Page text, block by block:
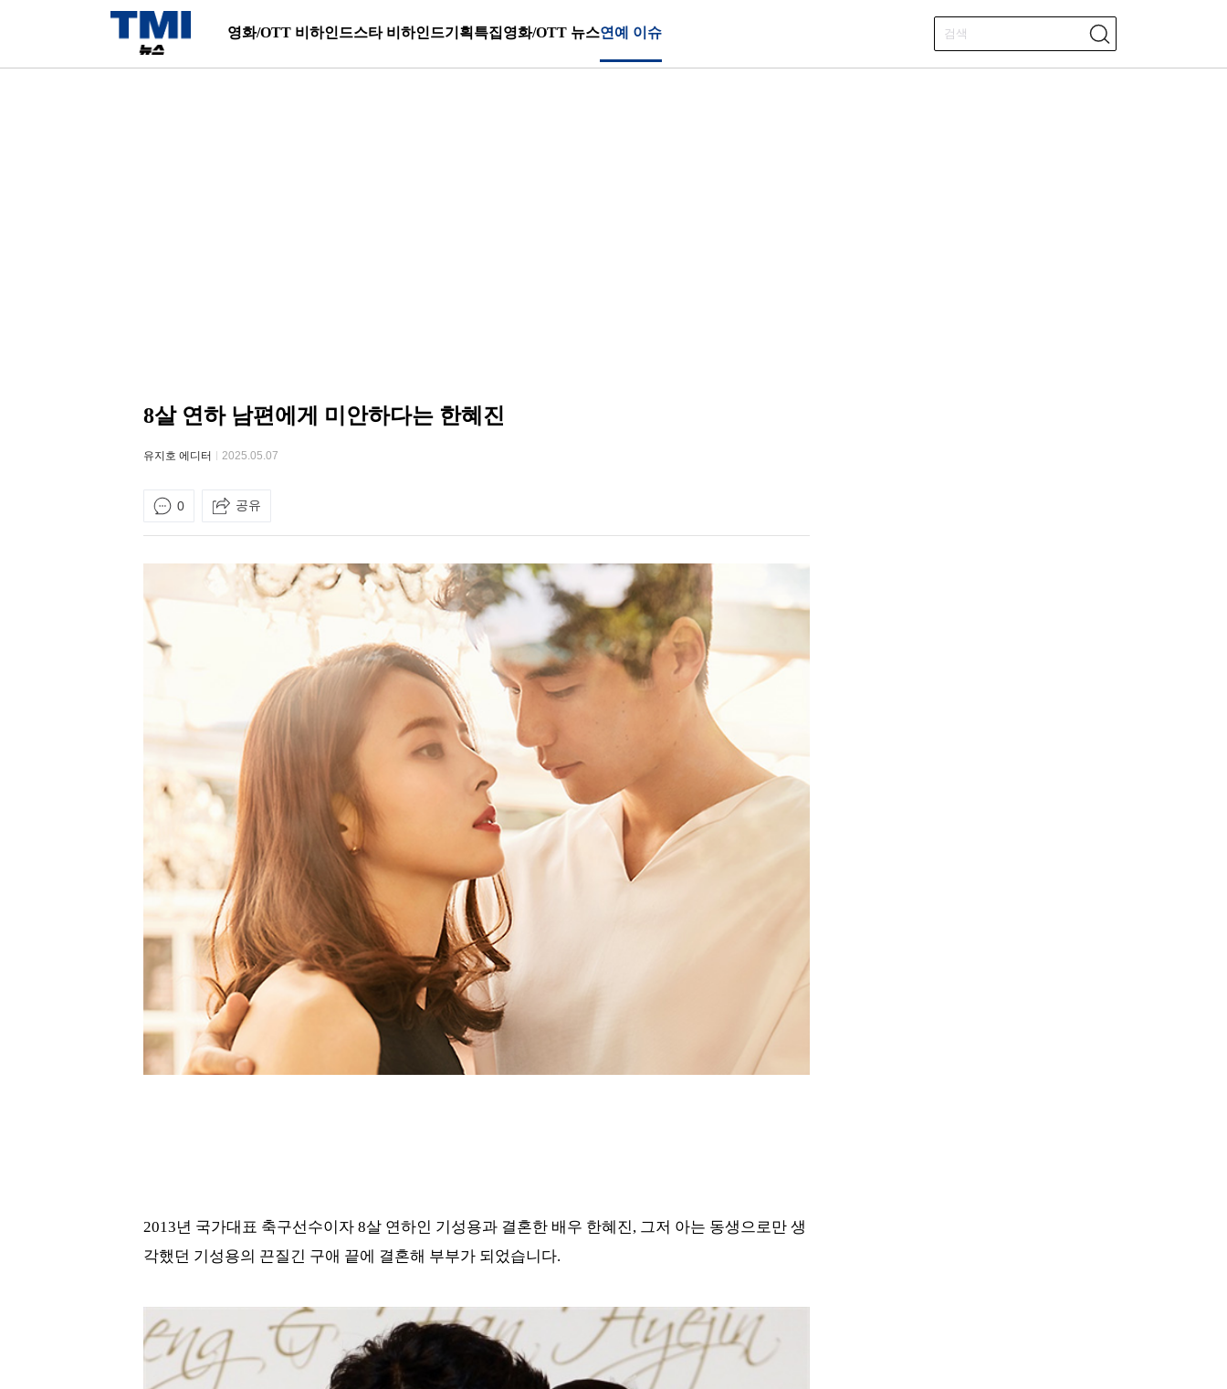
영화/OTT 비하인드스타 비하인드기획특집영화/OTT 뉴스연예 이슈
8살 연하 남편에게 미안하다는 한혜진
유지호 에디터 2025.05.07
0 공유
2013년 국가대표 축구선수이자 8살 연하인 기성용과 결혼한 배우 한혜진, 그저 아는 동생으로만 생
각했던 기성용의 끈질긴 구애 끝에 결혼해 부부가 되었습니다.